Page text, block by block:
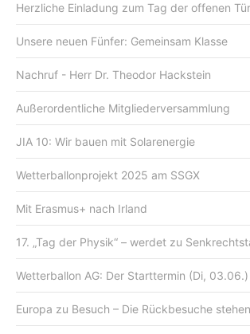
Herzliche Einladung zum Tag der offenen Tür
Unsere neuen Fünfer: Gemeinsam Klasse
Nachruf - Herr Dr. Theodor Hackstein
Außerordentliche Mitgliederversammlung
JIA 10: Wir bauen mit Solarenergie
Wetterballonprojekt 2025 am SSGX
Mit Erasmus+ nach Irland
17. „Tag der Physik“ – werdet zu
Wetterballon AG: Der Starttermin (Di,
Europa zu Besuch – Die Rückbesuche